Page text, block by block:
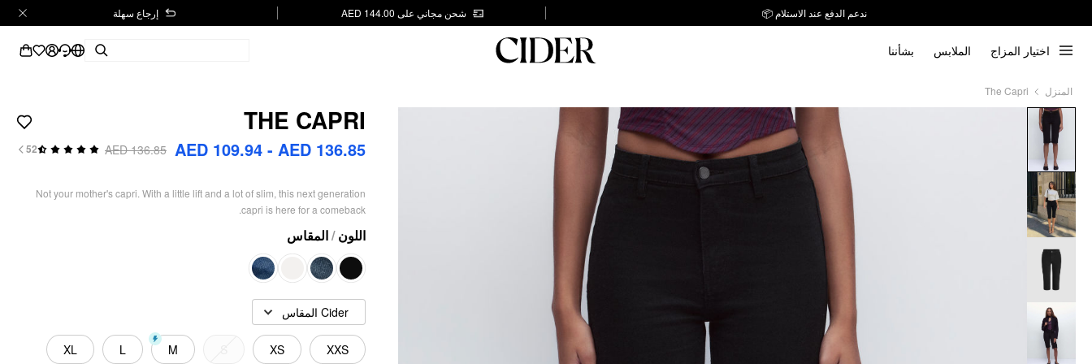
ندعم الدفع عند الاستلام 📦
شحن مجاني على AED 144.00 إرجاع سهلة
اختيار المزاج الملابس بشأننا
المنزل The Capri
THE CAPRI
AED 109.94 - AED 136.85
AED 136.85
52
Not your mother's capri. With a little lift and a lot of slim, this next generation
capri is here for a comeback.
اللون /المقاس
Cider المقاس
XXS
XS
M
L
XL